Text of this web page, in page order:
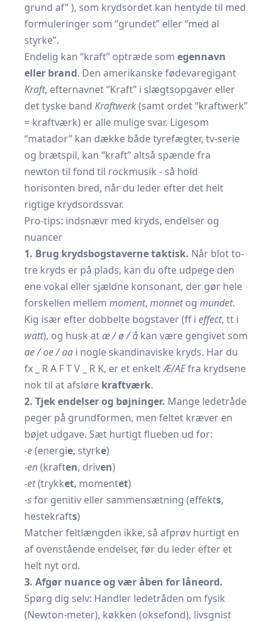
grund af” ), som krydsordet kan hentyde til med
formuleringer som “grundet” eller “med al
styrke”.
Endelig kan “kraft” optræde som egennavn
eller brand. Den amerikanske fødevaregigant
Kraft, efternavnet “Kraft” i slægtsopgaver eller
det tyske band Kraftwerk(samt ordet “kraftwerk”
= kraftværk) er alle mulige svar. Ligesom
“matador” kan dække både tyrefægter, tv-serie
og brætspil, kan “kraft” altså spænde fra
newton til fond til rockmusik - så hold
horisonten bred, når du leder efter det helt
rigtige krydsordssvar.
Pro-tips: indsnævr med kryds, endelser og
nuancer
1. Brug krydsbogstaverne taktisk. Når blot to-
tre kryds er på plads, kan du ofte udpege den
ene vokal eller sjældne konsonant, der gør hele
forskellen mellem moment, monnetog mundet.
Kig især efter dobbelte bogstaver (ff i effect, tt i
watt), og husk atæ / ø / å kan være gengivet som
ae / oe / aa i nogle skandinaviske kryds. Har du
fx _ R A F T V _ R K, er et enkeltÆ/AEfra krydsene
nok til at afsløre kraftværk.
2. Tjek endelser og bøjninger. Mange ledetråde
peger på grundformen, men feltet kræver en
bøjet udgave. Sæt hurtigt flueben ud for:
-e(energie, styrke)
-en(kraften, driven)
-et(trykket, momentet)
-sfor genitiv eller sammensætning (effekts,
hestekrafts)
Matcher feltlængden ikke, så afprøv hurtigt en
af ovenstående endelser, før du leder efter et
helt nyt ord.
3. Afgør nuance og vær åben for låneord.
Spørg dig selv: Handler ledetråden om fysik
(Newton-meter), køkken (oksefond), livsgnist